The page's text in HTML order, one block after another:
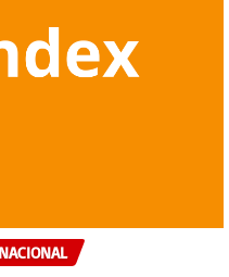
NACIONAL